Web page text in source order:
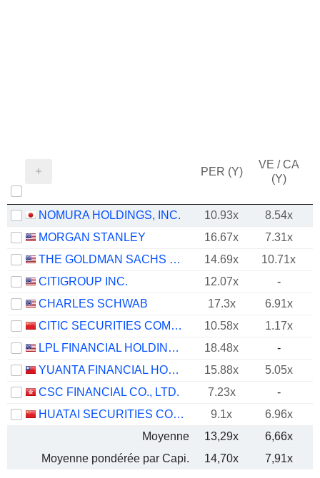
PER (Y)
VE / CA
(Y)
NOMURA HOLDINGS, INC. 10.93x
8.54x
MORGAN STANLEY
16.67x
7.31x
THE GOLDMAN SACHS GROUP, INC.
14.69x
10.71x
CITIGROUP INC.
12.07x
-
CHARLES SCHWAB
17.3x 6.91x
CITIC SECURITIES COMPANY LIMITED
10.58x
1.17x
LPL FINANCIAL HOLDINGS INC.
18.48x
-
YUANTA FINANCIAL HOLDING CO., LTD.
15.88x
5.05x
CSC FINANCIAL CO., LTD.
7.23x
-
HUATAI SECURITIES CO., LTD.
9.1x
6.96x
Moyenne
13,29x 6,66x
Moyenne pondérée par Capi.
14,70x 7,91x